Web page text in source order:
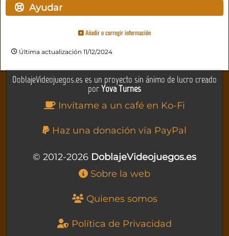
Ayudar
Añadir o corregir información
Última actualización 11/12/2024
DoblajeVideojuegos.es es un proyecto sin ánimo de lucro creado
porYova Turnes
Invítame a un café en Ko-Fi
Haz una donación vía PayPal
© 2012-2026 DoblajeVideojuegos.es
Sobre la web
Quienes somos
Política de Privacidad